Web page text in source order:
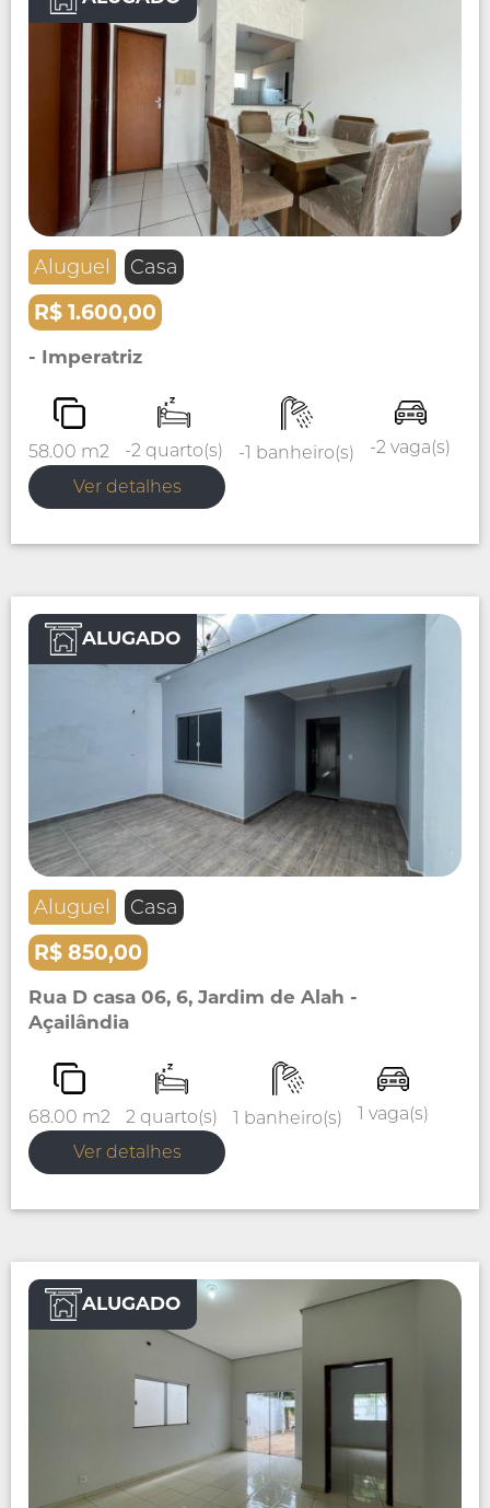
Aluguel Casa
R$ 1.600,00
- Imperatriz
58.00 m2 -2 quarto(s) -1 banheiro(s)
-2 vaga(s)
Ver detalhes
ALUGADO
Aluguel Casa
R$ 850,00
Rua D casa 06, 6, Jardim de Alah -
Açailândia
68.00 m2 2 quarto(s) 1 banheiro(s)
1 vaga(s)
Ver detalhes
ALUGADO